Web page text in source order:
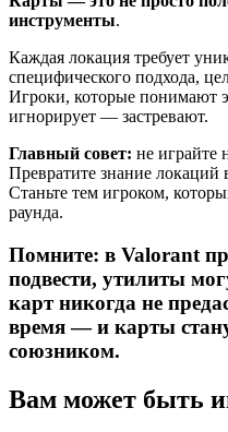
инструменты.
Каждая локация требует
специфического подхода,
Игроки, которые понимают
игнорирует — застревают.
Главный совет: не играйте
Превратите знание локаций
Станьте тем игроком,
раунда.
Помните: в Valorant
подвести, утилиты
картникогда не
время — и карты
союзником.
Вам может быть